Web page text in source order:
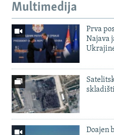
Multimedija
Prva
Najava
Doajen